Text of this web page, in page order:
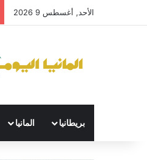
الأحد, أغسطس 9 2026
بريطانيا المانيا